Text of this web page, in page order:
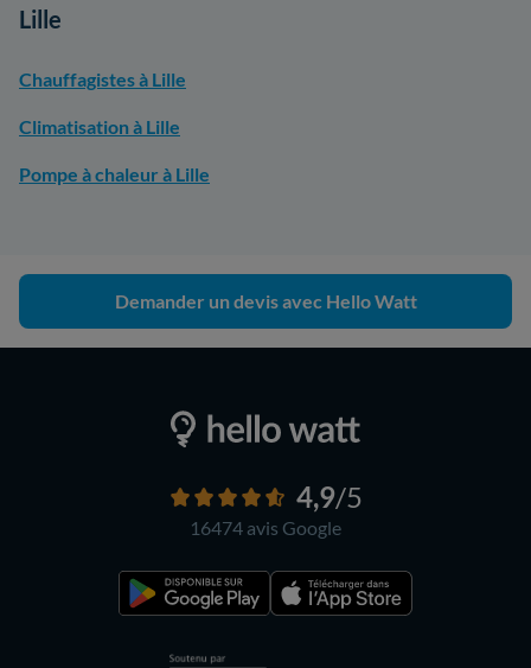
Lille
Chauffagistes à Lille
Climatisation à Lille
Pompe à chaleur à Lille
Demander un devis avec Hello Watt
4,9/5
16474 avis Google